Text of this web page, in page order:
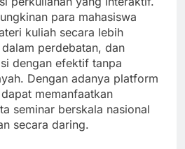
para mahasiswa
kuliah secara lebih
perdebatan, dan
dengan efektif tanpa
Dengan adanya platform
memanfaatkan
seminar berskala nasional
secara daring.